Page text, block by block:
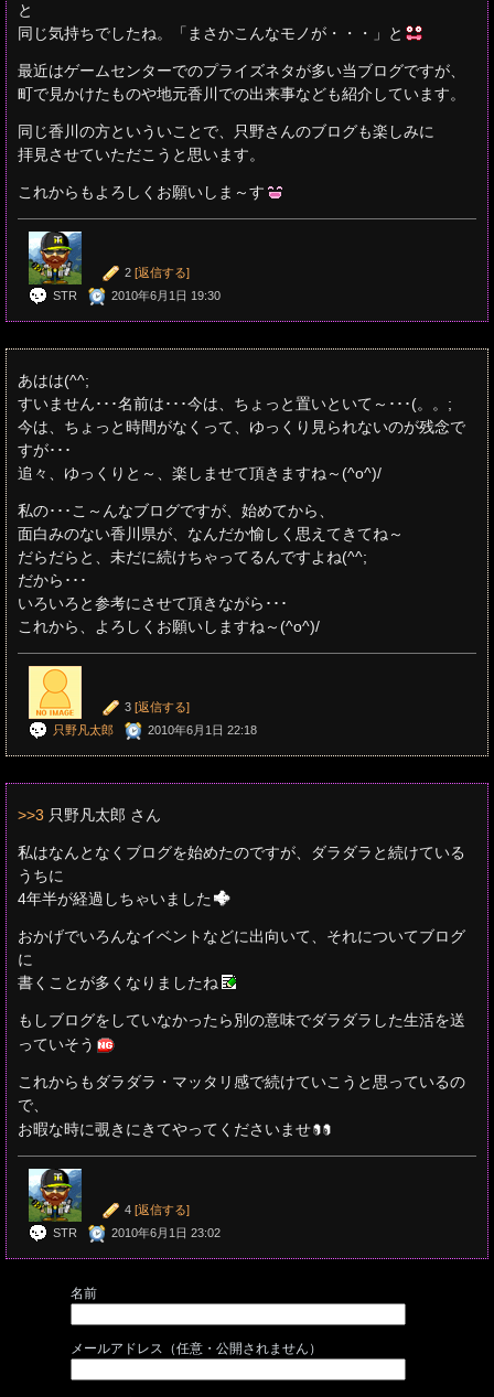
と
同じ気持ちでしたね。「まさかこんなモノが・・・」と
最近はゲームセンターでのプライズネタが多い当ブログですが、
町で見かけたものや地元香川での出来事なども紹介しています。
同じ香川の方といういことで、只野さんのブログも楽しみに
拝見させていただこうと思います。
これからもよろしくお願いしま～す
2 [返信する]
STR
2010年6月1日 19:30
あはは(^^;
すいません･･･名前は･･･今は、ちょっと置いといて～･･･(。。;
今は、ちょっと時間がなくって、ゆっくり見られないのが残念で
すが･･･
追々、ゆっくりと～、楽しませて頂きますね～(^o^)/
私の･･･こ～んなブログですが、始めてから、
面白みのない香川県が、なんだか愉しく思えてきてね～
だらだらと、未だに続けちゃってるんですよね(^^;
だから･･･
いろいろと参考にさせて頂きながら･･･
これから、よろしくお願いしますね～(^o^)/
3 [返信する]
只野凡太郎
2010年6月1日 22:18
>>3 只野凡太郎 さん
私はなんとなくブログを始めたのですが、ダラダラと続けている
うちに
4年半が経過しちゃいました
おかげでいろんなイベントなどに出向いて、それについてブログ
に
書くことが多くなりましたね
もしブログをしていなかったら別の意味でダラダラした生活を送
っていそう
これからもダラダラ・マッタリ感で続けていこうと思っているの
で、
お暇な時に覗きにきてやってくださいませ
4 [返信する]
STR
2010年6月1日 23:02
名前
メールアドレス（任意・公開されません）